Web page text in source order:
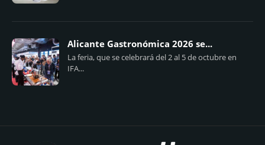
Alicante Gastronómica 2026 se...
La feria, que se celebrará del 2 al 5 de octubre en
IFA...